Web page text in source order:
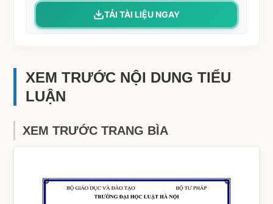
TẢI TÀI LIỆU NGAY
XEM TRƯỚC NỘI DUNG TIỂU
LUẬN
XEM TRƯỚC TRANG BÌA